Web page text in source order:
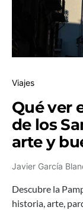
Viajes
Qué ver
de los
arte y
Javier García
Descubre la
historia, arte,